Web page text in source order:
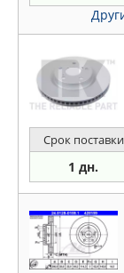
Срок поставки
1 дн.